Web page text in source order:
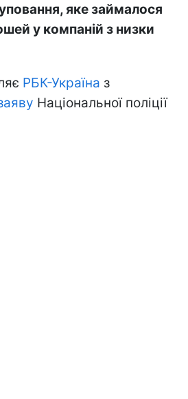
яке займалося
у компаній з низки
РБК-Україна з
Національної поліції